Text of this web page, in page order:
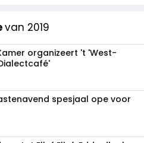
van 2019
organizeert 't 'West-
spesjaal ope voor